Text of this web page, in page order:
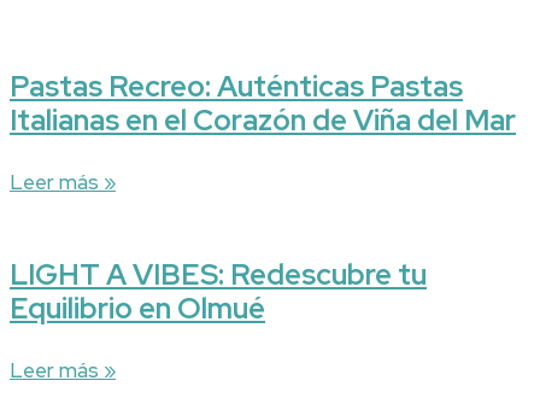
Pastas Recreo: Auténticas Pastas
Italianas en el Corazón de Viña del Mar
Leer más »
LIGHT A VIBES: Redescubre tu
Equilibrio en Olmué
Leer más »